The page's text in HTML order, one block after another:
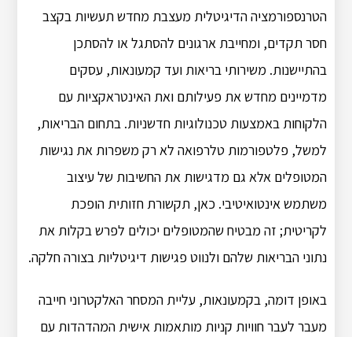
הטרנספורמציה הדיגיטלית מעצבת מחדש תעשיות בקצב
חסר תקדים, ומחייבת ארגונים להסתגל או להסתכן
בהתיישנות. משירותי בריאות ועד קמעונאות, עסקים
מדמיינים מחדש את פעילותם ואת האינטראקציות עם
הלקוחות באמצעות טכנולוגיות חדשניות. בתחום הבריאות,
למשל, פלטפורמות טלרפואה לא רק משפרות את נגישות
המטופלים אלא גם מדגישות את החשיבות של עיצוב
משתמש אינטואיטיבי. כאן, תקשורת חזותית הופכת
לקריטית; זה מבטיח שהמטופלים יכולים לפרש בקלות את
נתוני הבריאות שלהם ולנווט פגישות דיגיטליות בצורה חלקה.
באופן דומה, בקמעונאות, עליית המסחר האלקטרוני חייבה
מעבר לעבר חוויות קניות מותאמות אישית המהדהדות עם